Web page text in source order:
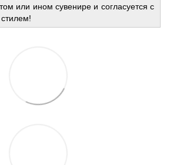
или ином сувенире и согласуется с